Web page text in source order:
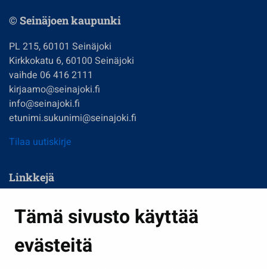
Tämä sivusto käyttää
evästeitä
© Seinäjoen kaupunki
PL 215, 60101 Seinäjoki
Kirkkokatu 6, 60100 Seinäjoki
vaihde 06 416 2111
kirjaamo@seinajoki.fi
info@seinajoki.fi
etunimi.sukunimi@seinajoki.fi
Tilaa uutiskirje
Linkkejä
Kasvatus ja opetus
Kulttuuri ja liikunta